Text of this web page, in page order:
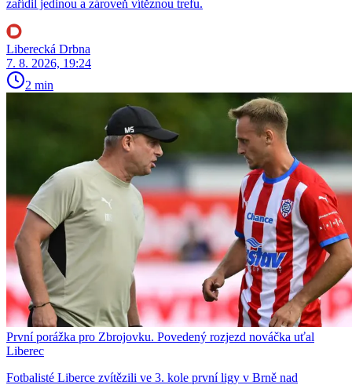
zařídil jedinou a zároveň vítěznou trefu.
Liberecká Drbna
7. 8. 2026, 19:24
2 min
První porážka pro Zbrojovku. Povedený rozjezd nováčka uťal
Liberec
Fotbalisté Liberce zvítězili ve 3. kole první ligy v Brně nad